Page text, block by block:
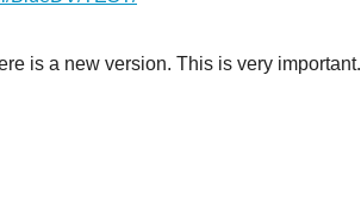
is a new version. This is very important.